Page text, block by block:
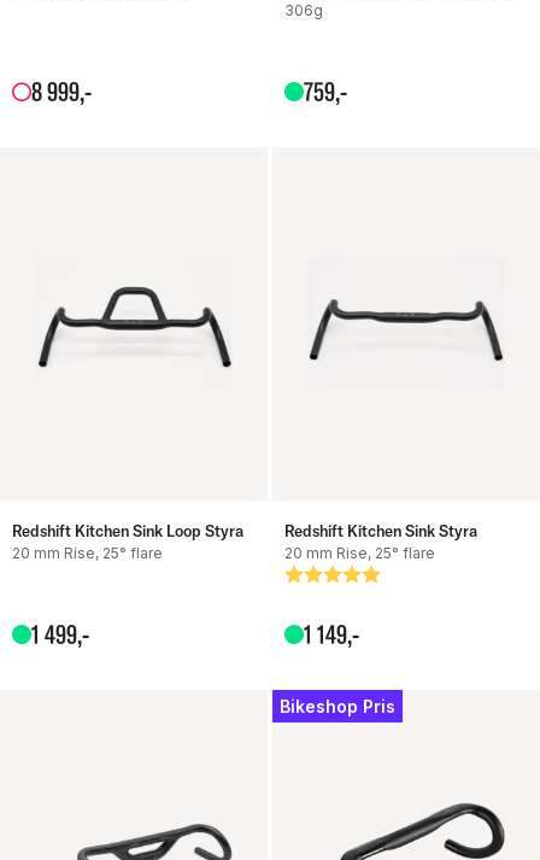
8999,-
306g
759,-
Redshift Kitchen Sink Loop Styra
20 mm Rise, 25° flare
1 499,-
Redshift Kitchen Sink Styra
20 mm Rise, 25° flare
Betyg:
5.0 utav 5 stjärnor
1 149,-
Bikeshop Pris